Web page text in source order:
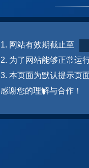
1. 网站有效期截止至
2. 为了网站能够正常运
3. 本页面为默认提示页
感谢您的理解与合作！